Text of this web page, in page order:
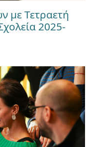
με Τετραετή
2025-